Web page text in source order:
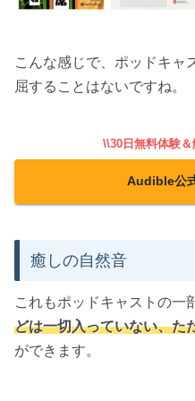
こんな感じで、ポッドキャ
屈することはないですね。
\\30日無料体験
Audible公
癒しの自然音
これもポッドキャストの一
どは一切入っていない、た
ができます。